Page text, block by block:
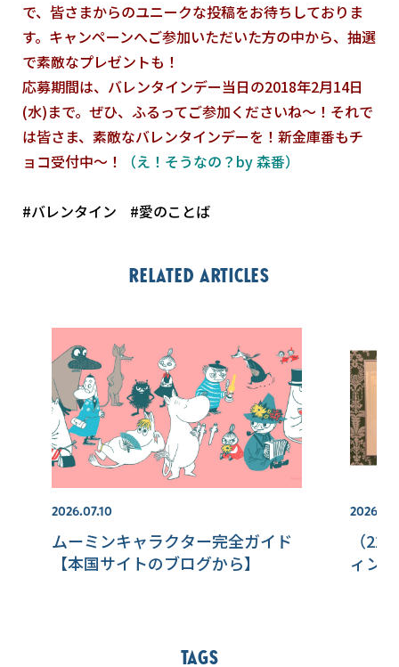
で、皆さまからのユニークな投稿をお待ちしておりま
す。キャンペーンへご参加いただいた方の中から、抽選
で素敵なプレゼントも！
応募期間は、バレンタインデー当日の2018年2月14日
(水)まで。ぜひ、ふるってご参加くださいね～！それで
は皆さま、素敵なバレンタインデーを！新金庫番もチ
ョコ受付中～！
（え！そうなの？by 森番）
#バレンタイン #愛のことば
Related articles
2026.07.10
ムーミンキャラクター完全ガイド
【本国サイトのブログから】
（
ィン
Tags